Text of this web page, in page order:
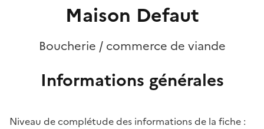
Maison Defaut
Boucherie / commerce de viande
Informations générales
Niveau de complétude des informations de la fiche :